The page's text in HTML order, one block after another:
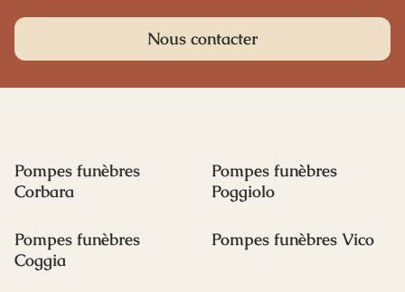
Nous contacter
Pompes funèbres
Corbara
Pompes funèbres
Poggiolo
Pompes funèbres
Coggia
Pompes funèbres Vico